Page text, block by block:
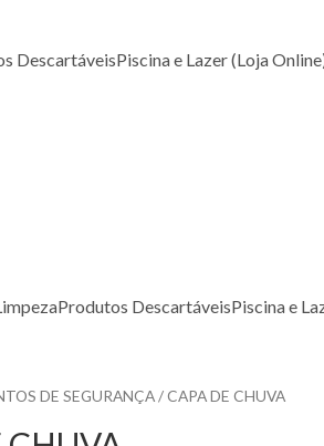
DescartáveisPiscina e Lazer (Loja
Produtos DescartáveisPiscina e
DE SEGURANÇA/ CAPA DE CHUVA